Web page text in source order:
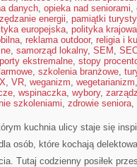
danych, opieka nad seniorami,
energii, pamiątki
europejska, polityka krajowa
, reklama outdoor, religia i
, samorząd lokalny, SEM ,
ekstremalne, stopy
, szkolenia branżowe,
, VR, weganizm, wegetarianizm
, wspinaczka, wybory,
szkoleniami, zdrowie seniora,
kuchnia ulicy staje się
osób, które kochają
Tutaj codzienny posiłek